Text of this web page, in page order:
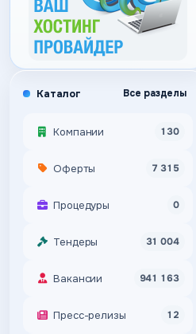
Каталог Все разделы
Компании 130
Оферты 7 315
Процедуры 0
Тендеры 31 004
Вакансии 941 163
Пресс-релизы 12